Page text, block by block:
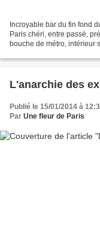
Incroyable bar du fin fond
Paris chéri, entre passé,
bouche de métro, intérieur
L'anarchie des
Publié le 15/01/2014 à
Par Une fleur de Paris